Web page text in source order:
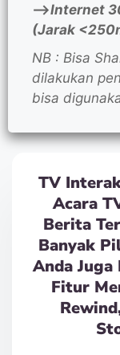
—>Internet
(Jarak
NB : Bisa
dilakukan
bisa
TV
Acara
Berita
Banyak
Anda
Fitur